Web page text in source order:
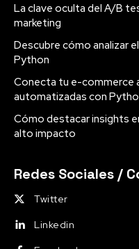
La clave oculta del A/B
marketing
Descubre cómo analizar
Python
Conecta tu e-commerce
automatizadas con
Cómo destacar insights
alto impacto
Redes Sociales /
Twitter
Linkedin